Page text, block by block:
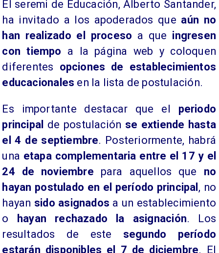
El seremi de Educación, Alberto Santander,
ha invitado a los apoderados que aún no
han realizado el proceso a que ingresen
con tiempo a la página web y coloquen
diferentes opciones de establecimientos
educacionales en la lista de postulación.
Es importante destacar que el periodo
principal de postulación se extiende hasta
el 4 de septiembre. Posteriormente, habrá
una etapa complementaria entre el 17 y el
24 de noviembre para aquellos que no
hayan postulado en el período principal , no
hayan sido asignados a un establecimiento
o
hayan rechazado la asignación. Los
resultados de este segundo período
estarán disponibles el 7 de diciembre. El